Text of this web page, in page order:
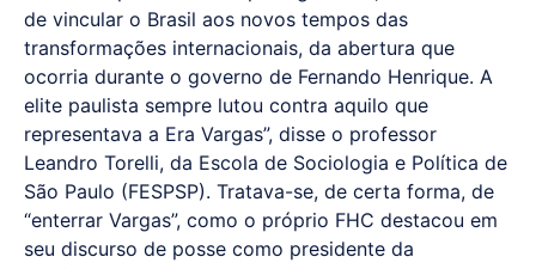
de vincular o Brasil aos novos tempos das
transformações internacionais, da abertura que
ocorria durante o governo de Fernando Henrique. A
elite paulista sempre lutou contra aquilo que
representava a Era Vargas”, disse o professor
Leandro Torelli, da Escola de Sociologia e Política de
São Paulo (FESPSP). Tratava-se, de certa forma, de
“enterrar Vargas”, como o próprio FHC destacou em
seu discurso de posse como presidente da